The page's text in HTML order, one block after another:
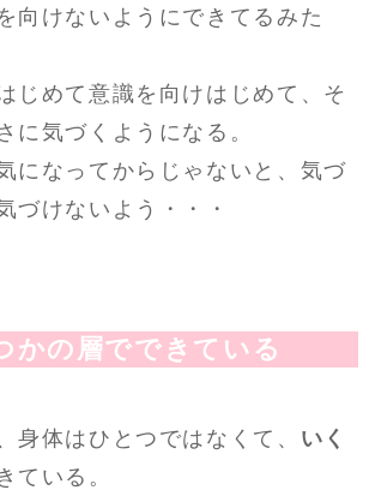
向けないようにできてるみた
じめて意識を向けはじめて、そ
に気づくようになる。
になってからじゃないと、気づ
づけないよう・・・
かの層でできている
身体はひとつではなくて、 いく
ている。